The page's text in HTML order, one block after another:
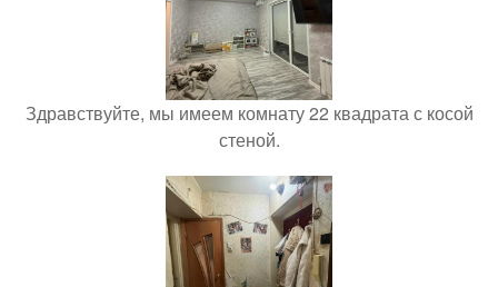
Здравствуйте, мы имеем комнату 22 квадрата с косой
стеной.